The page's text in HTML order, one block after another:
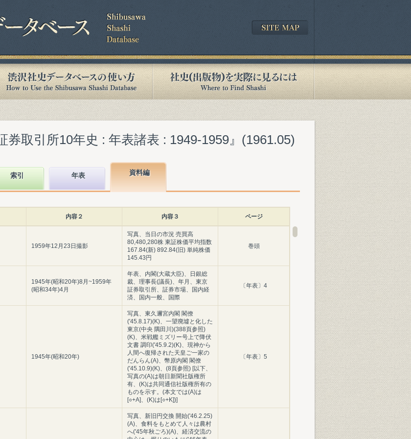
券取引所10年史 : 年表諸表 : 1949-1959』(1961.05)
索引 年表 資料編
内容２ 内容３ ページ
1959年12月23日撮影
写真、当日の市況 売買高
80,480,280株 東証株価平均指数
167.84(新) 892.84(旧) 単純株価
145.43円
巻頭
1945年(昭和20年)8月~1959年
(昭和34年)4月
年表、内閣(大蔵大臣)、日銀総
裁、理事長(議長)、年月、東京
証券取引所、証券市場、国内経
済、国内一般、国際
〔年表〕4
1945年(昭和20年)
写真、東久邇宮内閣 閣僚
('45.8.17)(K)、一望廃墟と化した
東京(中央 隅田川)(388頁参照)
(K)、米戦艦ミズリー号上で降伏
文書 調印('45.9.2)(K)、現神から
人間へ復帰された天皇ご一家の
だんらん(A)、幣原内閣 閣僚
('45.10.9)(K)、(8頁参照) [以下、
写真の(A)は朝日新聞社版権所
有、(K)は共同通信社版権所有の
ものを示す。(本文では(A)は
[○+A]、(K)は[○+K])]
〔年表〕5
写真、新旧円交換 開始('46.2.25)
(A)、食料をもとめて人々は農村
へ('45年秋ごろ)(A)、経済交流の